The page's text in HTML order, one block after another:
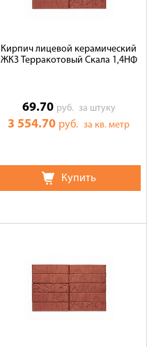
Кирпич лицевой керамический
ЖКЗ Терракотовый Скала 1,4НФ
69.70 руб. за штуку
3 554.70 руб.за кв. метр
Купить